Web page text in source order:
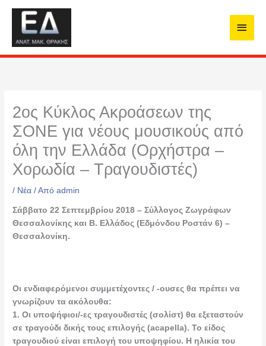
περιεχόμενο
2ος Κύκλος Ακροάσεων της
ΣΟΝΕ για νέους μουσικούς από
όλη την Ελλάδα (Ορχήστρα –
Χορωδία – Τραγουδιστές)
/ Νέα / Απόadmin
Σάββατο 22 Σεπτεμβρίου 2018 – Σύλλογος Ζωγράφων
Θεσσαλονίκης και Β. Ελλάδος(Εδμόνδου Ροστάν 6) –
Θεσσαλονίκη.
Οι ενδιαφερόμενοι συμμετέχοντες / -ουσες θα πρέπει να
γνωρίζουν τα ακόλουθα:
1. Οι υποψήφιοι/-ες τραγουδιστές (σολίστ) θα εξεταστούν
σε τραγούδι δικής τους επιλογής (acapella). Το είδος
τραγουδιού είναι επιλογή του υποψηφίου. Η ηλικία του